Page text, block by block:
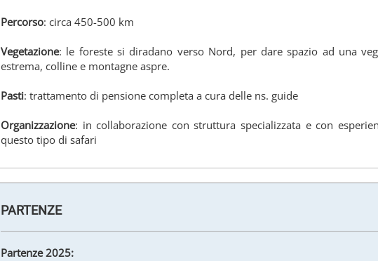
Percorso: circa 450-500 km
Vegetazione: le foreste si diradano verso Nord, per dare spazio ad una
estrema, colline e montagne aspre.
Pasti: trattamento di pensione completa a cura delle ns. guide
Organizzazione: in collaborazione con struttura specializzata e con
questo tipo di safari
PARTENZE
Partenze 2025: